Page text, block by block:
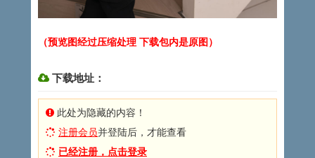
（预览图经过压缩处理 下载包内是原图）
下载地址：
此处为隐藏的内容！
注册会员并登陆后，才能查看
已经注册，点击登录